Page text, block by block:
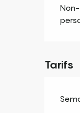
Tarifs